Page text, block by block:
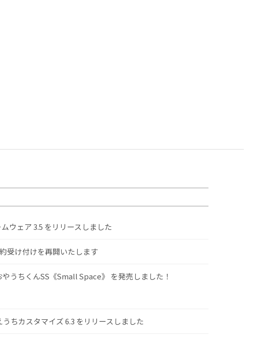
ウェア 3.5 をリリースしました
受け付けを再開いたします
やうちくんSS《Small Space》 を発売しました！
ちカスタマイズ 6.3 をリリースしました